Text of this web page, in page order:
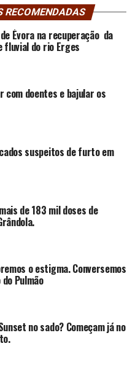
RECOMENDADAS
Évora na recuperação da
fluvial do rio Erges
com doentes e bajular os
suspeitos de furto em
de 183 mil doses de
o estigma. Conversemos
Pulmão
no sado? Começam já no